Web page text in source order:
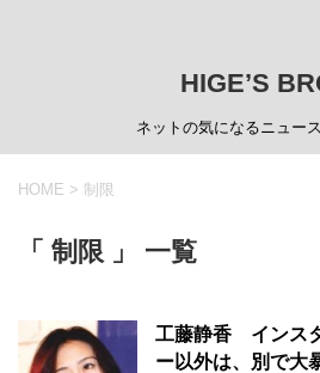
HIGE’S
ネットの気になるニュー
HOME > 制限
「 制限 」 一覧
工藤静香 インス
ー以外は、別で大